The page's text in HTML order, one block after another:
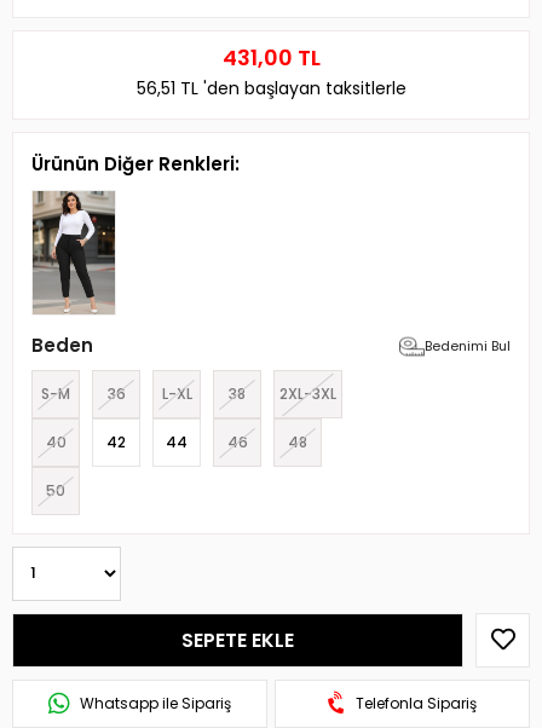
431,00 TL
56,51 TL 'den başlayan taksitlerle
Ürünün Diğer Renkleri:
Beden Bedenimi Bul
S-M 36 L-XL 38 2XL-3XL
40 42 44 46 48
50
Whatsapp ile Sipariş Telefonla Sipariş